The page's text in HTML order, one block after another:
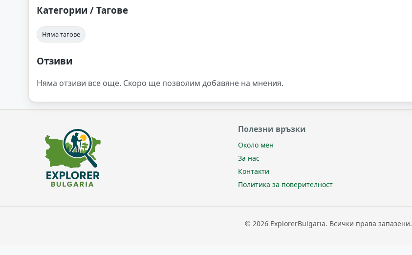
Категории / Тагове
Няма тагове
Отзиви
Няма отзиви все още. Скоро ще позволим добавяне на мнения.
Полезни връзки
Около мен
За нас
Контакти
Политика за поверителност
© 2026 ExplorerBulgaria. Всички права запазени.